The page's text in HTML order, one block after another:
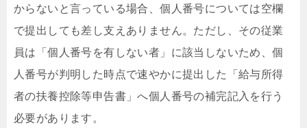
からないと言っている場合、個人番号については空欄
で提出しても差し支えありません。ただし、その従業
員は「個人番号を有しない者」に該当しないため、個
人番号が判明した時点で速やかに提出した「給与所得
者の扶養控除等申告書」へ個人番号の補完記入を行う
必要があります。